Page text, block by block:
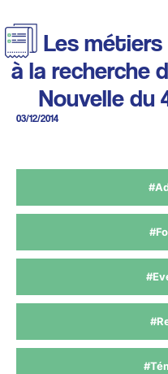
Les métiers
à la recherche
Nouvelle du
03/12/2014